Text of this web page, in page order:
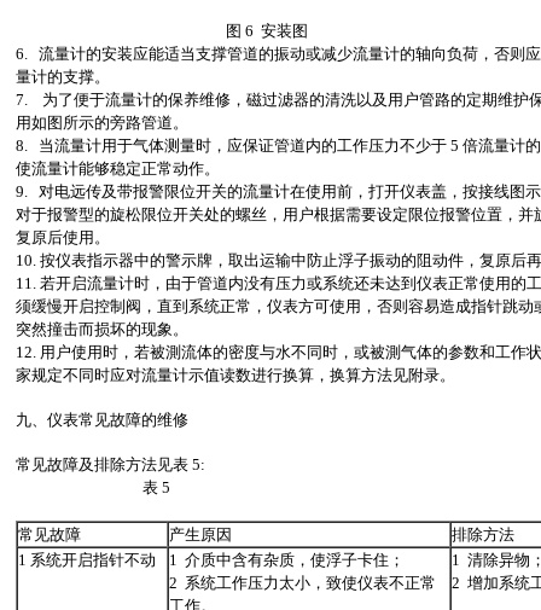
图 6 安装图
6. 流量计的安装应能适当支撑管道的振动或减少流量计的轴向负荷，否则
量计的支撑。
7. 为了便于流量计的保养维修，磁过滤器的清洗以及用户管路的定期维护
用如图所示的旁路管道。
8. 当流量计用于气体测量时，应保证管道内的工作压力不少于 5 倍流量计
使流量计能够稳定正常动作。
9. 对电远传及带报警限位开关的流量计在使用前，打开仪表盖，按接线图
对于报警型的旋松限位开关处的螺丝，用户根据需要设定限位报警位置，并
复原后使用。
10. 按仪表指示器中的警示牌，取出运输中防止浮子振动的阻动件，复原后
11. 若开启流量计时，由于管道内没有压力或系统还未达到仪表正常使用的
须缓慢开启控制阀，直到系统正常，仪表方可使用，否则容易造成指针跳动
突然撞击而损坏的现象。
12. 用户使用时，若被測流体的密度与水不同时，或被測气体的参数和工作
家规定不同时应对流量计示值读数进行换算，换算方法见附录。
九、仪表常见故障的维修
常见故障及排除方法见表 5:
表 5
常见故障 产生原因
排除方法
1 系统开启指针不动
1 介质中含有杂质，使浮子卡住；
2 系统工作压力太小，致使仪表不正常
工作。
1 清除异物
2 增加系统